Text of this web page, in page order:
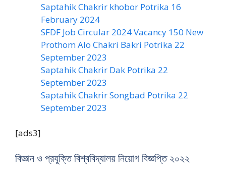
Saptahik Chakrir khobor Potrika 16
February 2024
SFDF Job Circular 2024 Vacancy 150 New
Prothom Alo Chakri Bakri Potrika 22
September 2023
Saptahik Chakrir Dak Potrika 22
‍September 2023
Saptahik Chakrir Songbad Potrika 22
September 2023
[ads3]
বিজ্ঞান ও প্রযুক্তি বিশ্ববিদ্যালয় নিয়োগ বিজ্ঞপ্তি ২০২২